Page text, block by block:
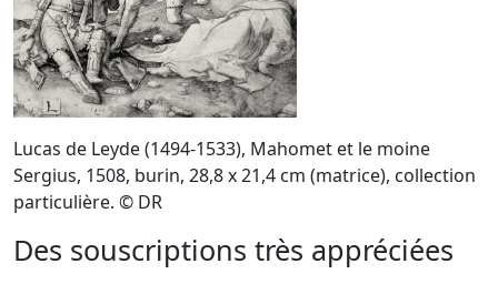
Lucas de Leyde (1494-1533), Mahomet et le moine
Sergius, 1508, burin, 28,8 x 21,4 cm (matrice), collection
particulière. © DR
Des souscriptions très appréciées